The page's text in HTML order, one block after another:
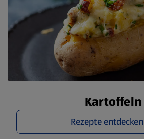
Kartoffeln
Rezepte entdecken